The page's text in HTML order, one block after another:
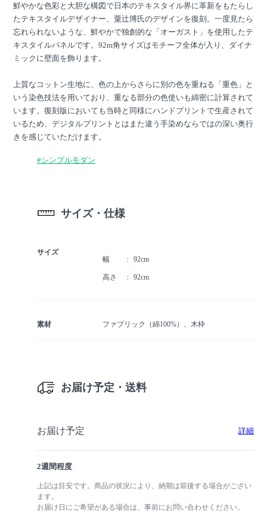
鮮やかな色彩と大胆な構図で日本のテキスタイル界に革新をもたらし
たテキスタイルデザイナー、粟辻博氏のデザインを復刻。一度見たら
忘れられないような、鮮やかで独創的な「オーガスト」を使用したテ
キスタイルパネルです。92m角サイズはモチーフ全体が入り、ダイナ
ミックに壁面を飾ります。
上質なコットン生地に、色の上からさらに別の色を重ねる「重色」と
いう染色技法を用いており、重なる部分の色使いも綿密に計算されて
います。復刻版においても当時と同様にハンドプリントで生産されて
いるため、デジタルプリントとはまた違う手染めならではの深い奥行
きを感じていただけます。
#シンプルモダン
サイズ・仕様
サイズ
幅
92cm
高さ 92cm
素材 ファブリック（綿100%）、木枠
お届け予定・送料
お届け予定 詳細
2週間程度
上記は目安です。商品の状況により、納期は前後する場合がござい
ます。
お届け日にご希望がある場合は、事前にお問い合わせください。